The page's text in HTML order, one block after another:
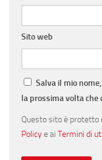
Sito web
Salva il mio
la prossima volta che
Questo sito è protetto
Policye ai Termini di